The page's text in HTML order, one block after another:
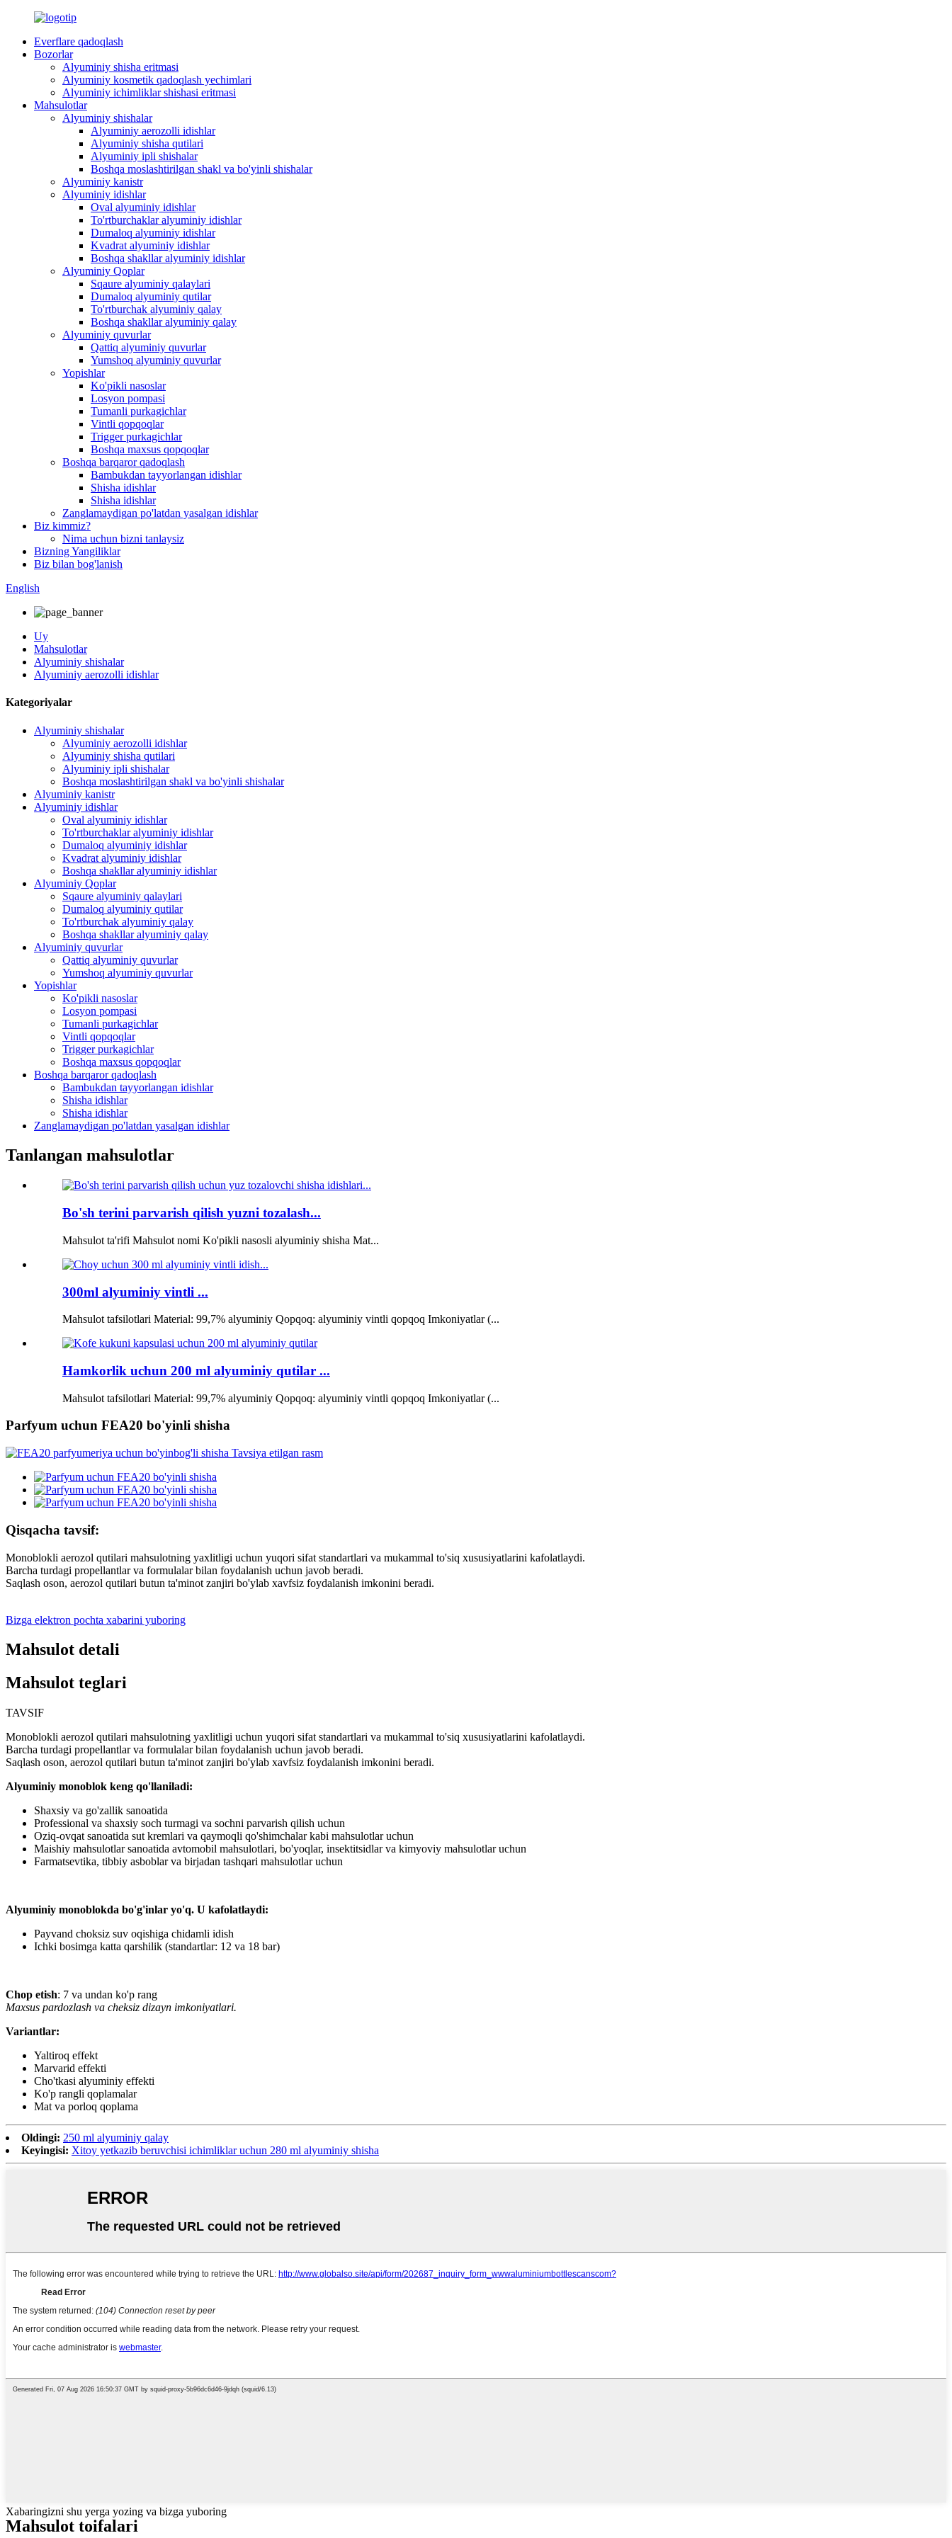
Everflare qadoqlash
Bozorlar
Alyuminiy shisha eritmasi
Alyuminiy kosmetik qadoqlash yechimlari
Alyuminiy ichimliklar shishasi eritmasi
Mahsulotlar
Alyuminiy shishalar
Alyuminiy aerozolli idishlar
Alyuminiy shisha qutilari
Alyuminiy ipli shishalar
Boshqa moslashtirilgan shakl va bo'yinli shishalar
Alyuminiy kanistr
Alyuminiy idishlar
Oval alyuminiy idishlar
To'rtburchaklar alyuminiy idishlar
Dumaloq alyuminiy idishlar
Kvadrat alyuminiy idishlar
Boshqa shakllar alyuminiy idishlar
Alyuminiy Qoplar
Sqaure alyuminiy qalaylari
Dumaloq alyuminiy qutilar
To'rtburchak alyuminiy qalay
Boshqa shakllar alyuminiy qalay
Alyuminiy quvurlar
Qattiq alyuminiy quvurlar
Yumshoq alyuminiy quvurlar
Yopishlar
Ko'pikli nasoslar
Losyon pompasi
Tumanli purkagichlar
Vintli qopqoqlar
Trigger purkagichlar
Boshqa maxsus qopqoqlar
Boshqa barqaror qadoqlash
Bambukdan tayyorlangan idishlar
Shisha idishlar
Shisha idishlar
Zanglamaydigan po'latdan yasalgan idishlar
Biz kimmiz?
Nima uchun bizni tanlaysiz
Bizning Yangiliklar
Biz bilan bog'lanish
English
Uy
Mahsulotlar
Alyuminiy shishalar
Alyuminiy aerozolli idishlar
Kategoriyalar
Alyuminiy shishalar
Alyuminiy aerozolli idishlar
Alyuminiy shisha qutilari
Alyuminiy ipli shishalar
Boshqa moslashtirilgan shakl va bo'yinli shishalar
Alyuminiy kanistr
Alyuminiy idishlar
Oval alyuminiy idishlar
To'rtburchaklar alyuminiy idishlar
Dumaloq alyuminiy idishlar
Kvadrat alyuminiy idishlar
Boshqa shakllar alyuminiy idishlar
Alyuminiy Qoplar
Sqaure alyuminiy qalaylari
Dumaloq alyuminiy qutilar
To'rtburchak alyuminiy qalay
Boshqa shakllar alyuminiy qalay
Alyuminiy quvurlar
Qattiq alyuminiy quvurlar
Yumshoq alyuminiy quvurlar
Yopishlar
Ko'pikli nasoslar
Losyon pompasi
Tumanli purkagichlar
Vintli qopqoqlar
Trigger purkagichlar
Boshqa maxsus qopqoqlar
Boshqa barqaror qadoqlash
Bambukdan tayyorlangan idishlar
Shisha idishlar
Shisha idishlar
Zanglamaydigan po'latdan yasalgan idishlar
Tanlangan mahsulotlar
Bo'sh terini parvarish qilish yuzni tozalash...
Mahsulot ta'rifi Mahsulot nomi Ko'pikli nasosli alyuminiy shisha Mat...
300ml alyuminiy vintli ...
Mahsulot tafsilotlari Material: 99,7% alyuminiy Qopqoq: alyuminiy vintli qopqoq Imkoniyatlar (...
Hamkorlik uchun 200 ml alyuminiy qutilar ...
Mahsulot tafsilotlari Material: 99,7% alyuminiy Qopqoq: alyuminiy vintli qopqoq Imkoniyatlar (...
Parfyum uchun FEA20 bo'yinli shisha
Qisqacha tavsif:
Monoblokli aerozol qutilari mahsulotning yaxlitligi uchun yuqori sifat standartlari va mukammal to'siq xususiyatlarini kafolatlaydi.
Barcha turdagi propellantlar va formulalar bilan foydalanish uchun javob beradi.
Saqlash oson, aerozol qutilari butun ta'minot zanjiri bo'ylab xavfsiz foydalanish imkonini beradi.
Bizga elektron pochta xabarini yuboring
Mahsulot detali
Mahsulot teglari
TAVSIF
Monoblokli aerozol qutilari mahsulotning yaxlitligi uchun yuqori sifat standartlari va mukammal to'siq xususiyatlarini kafolatlaydi.
Barcha turdagi propellantlar va formulalar bilan foydalanish uchun javob beradi.
Saqlash oson, aerozol qutilari butun ta'minot zanjiri bo'ylab xavfsiz foydalanish imkonini beradi.
Alyuminiy monoblok keng qo'llaniladi:
Shaxsiy va go'zallik sanoatida
Professional va shaxsiy soch turmagi va sochni parvarish qilish uchun
Oziq-ovqat sanoatida sut kremlari va qaymoqli qo'shimchalar kabi mahsulotlar uchun
Maishiy mahsulotlar sanoatida avtomobil mahsulotlari, bo'yoqlar, insektitsidlar va kimyoviy mahsulotlar uchun
Farmatsevtika, tibbiy asboblar va birjadan tashqari mahsulotlar uchun
Alyuminiy monoblokda bo'g'inlar yo'q. U kafolatlaydi:
Payvand choksiz suv oqishiga chidamli idish
Ichki bosimga katta qarshilik (standartlar: 12 va 18 bar)
Chop etish: 7 va undan ko'p rang
Maxsus pardozlash va cheksiz dizayn imkoniyatlari.
Variantlar:
Yaltiroq effekt
Marvarid effekti
Cho'tkasi alyuminiy effekti
Ko'p rangli qoplamalar
Mat va porloq qoplama
Oldingi: 250 ml alyuminiy qalay
Keyingisi: Xitoy yetkazib beruvchisi ichimliklar uchun 280 ml alyuminiy shisha
Xabaringizni shu yerga yozing va bizga yuboring
Mahsulot toifalari